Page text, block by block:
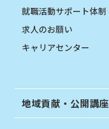
就職活動サポート体制
求人のお願い
キャリアセンター
地域貢献・公開講座